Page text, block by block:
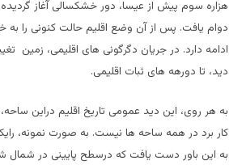
دوام یافت. پس از آن وضع اقلیم حالت کنونی را
ادامه دارد. در جریان دگرگونی های اقلیمی، زمین
دید، تا دورهه های ثبات اقلیمی.
به هر روی، این دید عمومی تاریخ اقلیم دراین
کار برد در همه ساحه ها نیست. به صورت نمونه،
به این باور دست یافت که درسطح پایینی در شمال